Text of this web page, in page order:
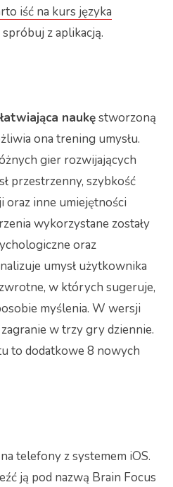
iść na kurs języka
z aplikacją.
naukęstworzoną
ona trening umysłu.
gier rozwijających
przestrzenny, szybkość
oraz inne umiejętności
wykorzystane zostały
oraz
umysł użytkownika
w których sugeruje,
myślenia. W wersji
w trzy gry dziennie.
to dodatkowe 8 nowych
telefony z systemem iOS.
ją pod nazwą Brain Focus